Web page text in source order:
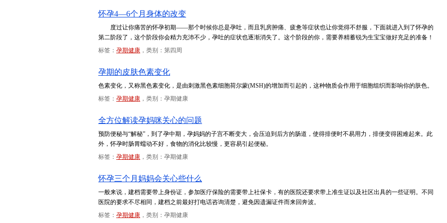
怀孕4—6个月身体的改变
度过让你痛苦的怀孕初期——那个时候你总是孕吐，而且乳房肿痛、疲惫等症状也让你觉得不舒服，下面就进入到了怀孕的
第二阶段了，这个阶段你会精力充沛不少，孕吐的症状也逐渐消失了。这个阶段的你，需要养精蓄锐为生宝宝做好充足的准备！
标签： 孕期健康 ，类别：第四周
孕期的皮肤色素变化
色素变化，又称黑色素变化，是由刺激黑色素细胞荷尔蒙(MSH)的增加而引起的，这种物质会作用于细胞组织而影响你的肤色。
标签： 孕期健康 ，类别：孕期健康
全方位解读孕妈咪关心的问题
预防便秘与“解秘”，到了孕中期，孕妈妈的子宫不断变大，会压迫到后方的肠道，使得排便时不易用力，排便变得困难起来。此
外，怀孕时肠胃蠕动不好，食物的消化比较慢，更容易引起便秘。
标签： 孕期健康 ，类别：孕期健康
怀孕三个月妈妈会关心些什么
一般来说，建档需要带上身份证，参加医疗保险的需要带上社保卡，有的医院还要求带上准生证以及社区出具的一些证明。不同
医院的要求不尽相同，建档之前最好打电话咨询清楚，避免因遗漏证件而来回奔波。
标签： 孕期健康 ，类别：孕期健康